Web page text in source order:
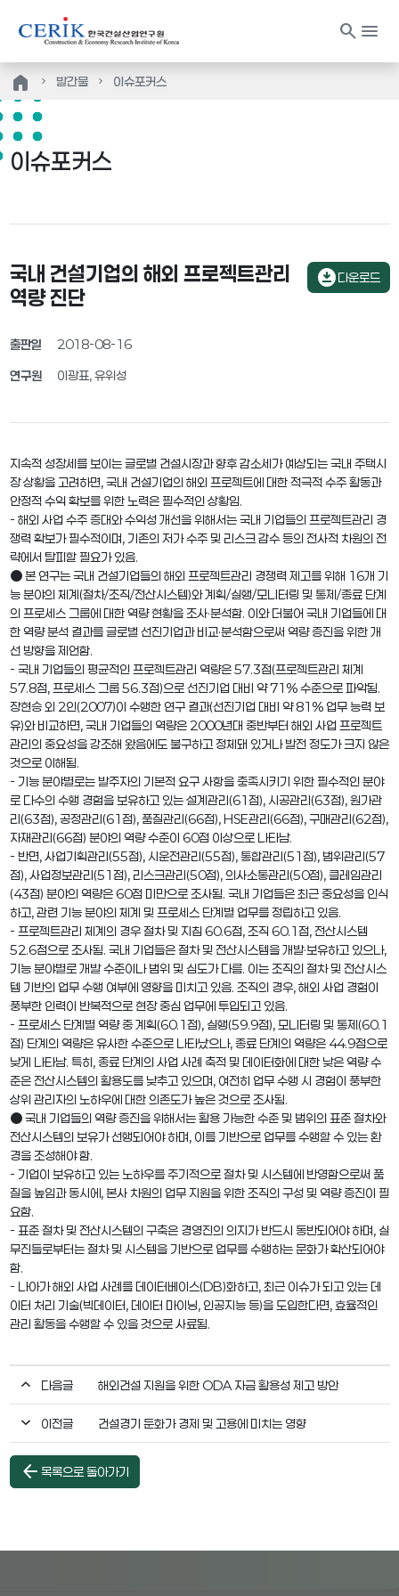
search menu
home 발간물 이슈포커스
이슈포커스
국내 건설기업의 해외 프로젝트관리
역량 진단
출판일 2018-08-16
연구원 이광표, 유위성
download_for_offline다운로드
지속적 성장세를 보이는 글로벌 건설시장과 향후 감소세가 예상되는 국내 주택시
장 상황을 고려하면, 국내 건설기업의 해외 프로젝트에 대한 적극적 수주 활동과
안정적 수익 확보를 위한 노력은 필수적인 상황임.
- 해외 사업 수주 증대와 수익성 개선을 위해서는 국내 기업들의 프로젝트관리 경
쟁력 확보가 필수적이며, 기존의 저가 수주 및 리스크 감수 등의 전사적 차원의 전
략에서 탈피할 필요가 있음.
● 본 연구는 국내 건설기업들의 해외 프로젝트관리 경쟁력 제고를 위해 16개 기
능 분야의 체계(절차/조직/전산시스템)와 계획/실행/모니터링 및 통제/종료 단계
의 프로세스 그룹에 대한 역량 현황을 조사·분석함. 이와 더불어 국내 기업들에 대
한 역량 분석 결과를 글로벌 선진기업과 비교·분석함으로써 역량 증진을 위한 개
선 방향을 제언함.
- 국내 기업들의 평균적인 프로젝트관리 역량은 57.3점(프로젝트관리 체계
57.8점, 프로세스 그룹 56.3점)으로 선진기업 대비 약 71% 수준으로 파악됨.
장현승 외 2인(2007)이 수행한 연구 결과(선진기업 대비 약 81% 업무 능력 보
유)와 비교하면, 국내 기업들의 역량은 2000년대 중반부터 해외 사업 프로젝트
관리의 중요성을 강조해 왔음에도 불구하고 정체돼 있거나 발전 정도가 크지 않은
것으로 이해됨.
- 기능 분야별로는 발주자의 기본적 요구 사항을 충족시키기 위한 필수적인 분야
로 다수의 수행 경험을 보유하고 있는 설계관리(61점), 시공관리(63점), 원가관
리(63점), 공정관리(61점), 품질관리(66점), HSE관리(66점), 구매관리(62점),
자재관리(66점) 분야의 역량 수준이 60점 이상으로 나타남.
- 반면, 사업기획관리(55점), 시운전관리(55점), 통합관리(51점), 범위관리(57
점), 사업정보관리(51점), 리스크관리(50점), 의사소통관리(50점), 클레임관리
(43점) 분야의 역량은 60점 미만으로 조사됨. 국내 기업들은 최근 중요성을 인식
하고, 관련 기능 분야의 체계 및 프로세스 단계별 업무를 정립하고 있음.
- 프로젝트관리 체계의 경우 절차 및 지침 60.6점, 조직 60.1점, 전산시스템
52.6점으로 조사됨. 국내 기업들은 절차 및 전산시스템을 개발·보유하고 있으나,
기능 분야별로 개발 수준이나 범위 및 심도가 다름. 이는 조직의 절차 및 전산시스
템 기반의 업무 수행 여부에 영향을 미치고 있음. 조직의 경우, 해외 사업 경험이
풍부한 인력이 반복적으로 현장 중심 업무에 투입되고 있음.
- 프로세스 단계별 역량 중 계획(60.1점), 실행(59.9점), 모니터링 및 통제(60.1
점) 단계의 역량은 유사한 수준으로 나타났으나, 종료 단계의 역량은 44.9점으로
낮게 나타남. 특히, 종료 단계의 사업 사례 축적 및 데이터화에 대한 낮은 역량 수
준은 전산시스템의 활용도를 낮추고 있으며, 여전히 업무 수행 시 경험이 풍부한
상위 관리자의 노하우에 대한 의존도가 높은 것으로 조사됨.
● 국내 기업들의 역량 증진을 위해서는 활용 가능한 수준 및 범위의 표준 절차와
전산시스템의 보유가 선행되어야 하며, 이를 기반으로 업무를 수행할 수 있는 환
경을 조성해야 함.
- 기업이 보유하고 있는 노하우를 주기적으로 절차 및 시스템에 반영함으로써 품
질을 높임과 동시에, 본사 차원의 업무 지원을 위한 조직의 구성 및 역량 증진이 필
요함.
- 표준 절차 및 전산시스템의 구축은 경영진의 의지가 반드시 동반되어야 하며, 실
무진들로부터는 절차 및 시스템을 기반으로 업무를 수행하는 문화가 확산되어야
함.
- 나아가 해외 사업 사례를 데이터베이스(DB)화하고, 최근 이슈가 되고 있는 데
이터 처리 기술(빅데이터, 데이터 마이닝, 인공지능 등)을 도입한다면, 효율적인
관리 활동을 수행할 수 있을 것으로 사료됨.
다음글 해외건설 지원을 위한 ODA 자금 활용성 제고 방안
이전글 건설경기 둔화가 경제 및 고용에 미치는 영향
arrow_back 목록으로 돌아가기